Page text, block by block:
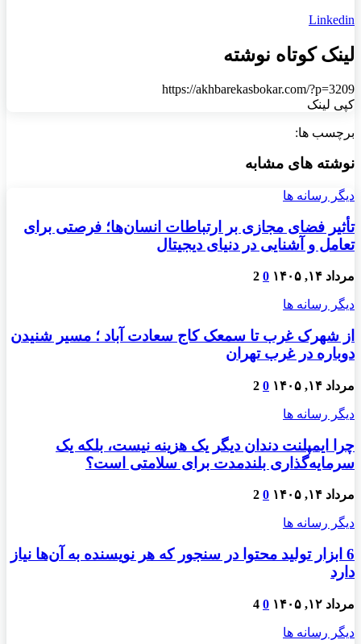
Linkedin
لینک کوتاه نوشته
https://akhbarekasbokar.com/?p=3209
کپی لینک
برچسب ها:
نوشته های مشابه
دیگر رسانه ها
تأثیر فضای مجازی بر ارتباطات انسان‌ها؛ فرصتی برای
تعامل و آشنایی در دنیای دیجیتال
مرداد ۱۴, ۱۴۰۵ 0
2
دیگر رسانه ها
از شهرک غرب تا سمعک کاج سعادت آباد ؛ مسیر شنیدن
دوباره در غرب تهران
مرداد ۱۴, ۱۴۰۵ 0
2
دیگر رسانه ها
چرا ایمپلنت دندان دیگر یک هزینه نیست، بلکه یک
سرمایه‌گذاری بلندمدت برای سلامتی است؟
مرداد ۱۴, ۱۴۰۵ 0
2
دیگر رسانه ها
6 ابزار تولید محتوا در سنجور که هر نویسنده به آن‌ها نیاز
دارد
مرداد ۱۲, ۱۴۰۵ 0
4
دیگر رسانه ها